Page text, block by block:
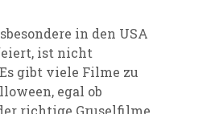
in den USA
ist nicht
gibt viele Filme zu
egal ob
richtige Gruselfilme.